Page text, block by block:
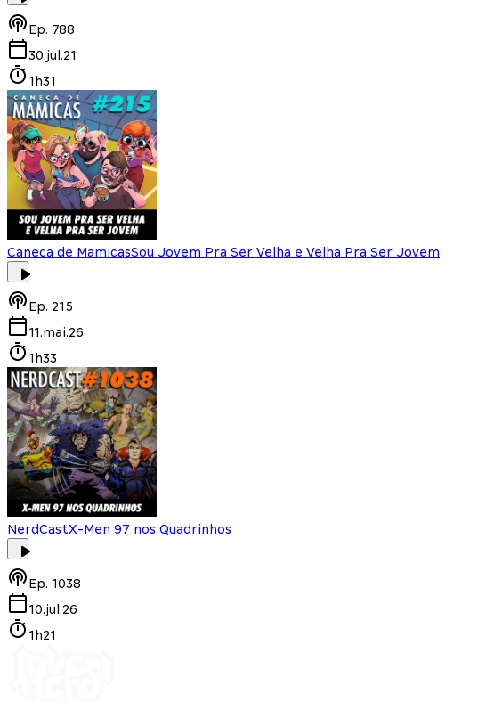
Ep. 788
30.jul.21
1h31
Caneca de MamicasSou Jovem Pra Ser Velha e Velha Pra Ser Jovem
Ep. 215
11.mai.26
1h33
NerdCastX-Men 97 nos Quadrinhos
Ep. 1038
10.jul.26
1h21